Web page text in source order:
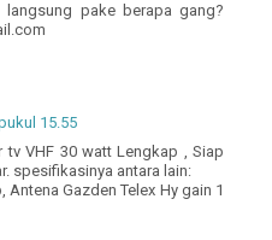
pake berapa gang?
15.55
tv VHF 30 watt Lengkap , Siap
spesifikasinya antara lain:
Gazden Telex Hy gain 1